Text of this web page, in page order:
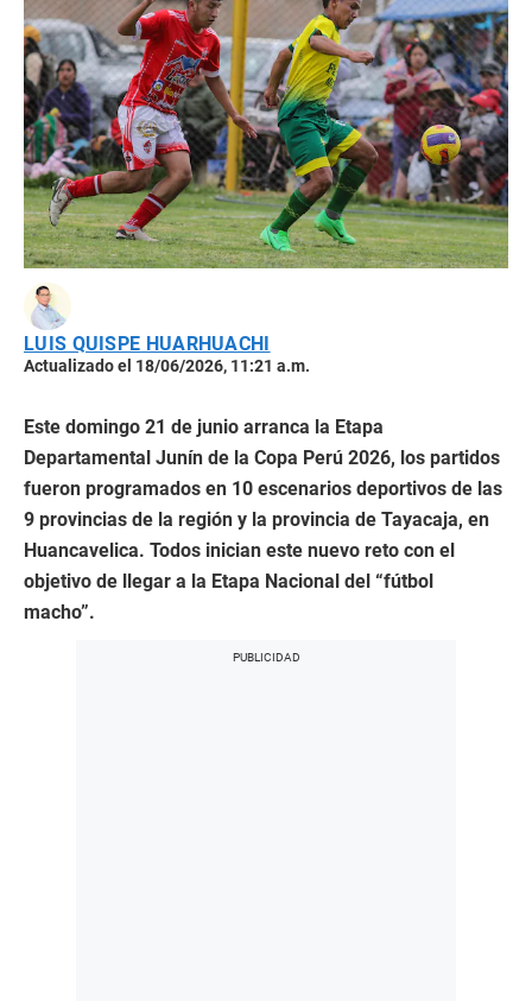
LUIS QUISPE HUARHUACHI
Actualizado el 18/06/2026, 11:21 a.m.
Este domingo 21 de junio arranca la Etapa
Departamental Junín de la Copa Perú 2026, los partidos
fueron programados en 10 escenarios deportivos de las
9 provincias de la región y la provincia de Tayacaja, en
Huancavelica. Todos inician este nuevo reto con el
objetivo de llegar a la Etapa Nacional del “fútbol
macho”.